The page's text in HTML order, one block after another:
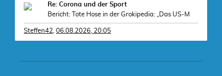
Re: Corona und der Sport
Bericht: Tote Hose in der Grokipedia: „Das US-M
Steffen42, 06.08.2026, 20:05